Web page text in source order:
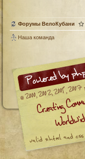
Форумы ВелоКубани
Наша команда